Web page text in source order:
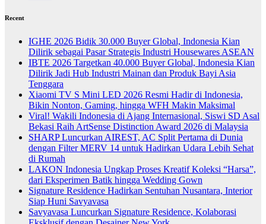
Recent
IGHE 2026 Bidik 30.000 Buyer Global, Indonesia Kian
Dilirik sebagai Pasar Strategis Industri Housewares ASEAN
IBTE 2026 Targetkan 40.000 Buyer Global, Indonesia Kian
Dilirik Jadi Hub Industri Mainan dan Produk Bayi Asia
Tenggara
Xiaomi TV S Mini LED 2026 Resmi Hadir di Indonesia,
Bikin Nonton, Gaming, hingga WFH Makin Maksimal
Viral! Wakili Indonesia di Ajang Internasional, Siswi SD Asal
Bekasi Raih ArtSense Distinction Award 2026 di Malaysia
SHARP Luncurkan AIREST, AC Split Pertama di Dunia
dengan Filter MERV 14 untuk Hadirkan Udara Lebih Sehat
di Rumah
LAKON Indonesia Ungkap Proses Kreatif Koleksi “Harsa”,
dari Eksperimen Batik hingga Wedding Gown
Signature Residence Hadirkan Sentuhan Nusantara, Interior
Siap Huni Savyavasa
Savyavasa Luncurkan Signature Residence, Kolaborasi